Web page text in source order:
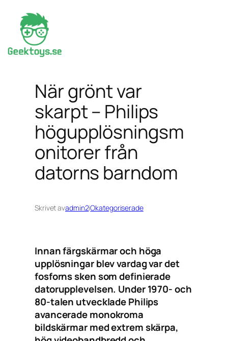
Hoppa
innehåll
När grönt var
skarpt – Philips
högupplösningsm
onitorer från
datorns barndom
Skrivet avadmin2iOkategoriserade
Innan färgskärmar och höga
upplösningar blev vardag var det
fosforns sken som definierade
datorupplevelsen. Under 1970- och
80-talen utvecklade Philips
avancerade monokroma
bildskärmar med extrem skärpa,